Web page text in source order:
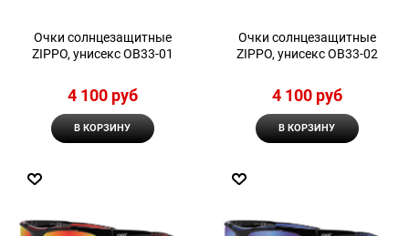
Очки солнцезащитные
ZIPPO, унисекс OB33-01
4 100 руб
В КОРЗИНУ
Очки солнцезащитные
ZIPPO, унисекс OB33-02
4 100 руб
В КОРЗИНУ